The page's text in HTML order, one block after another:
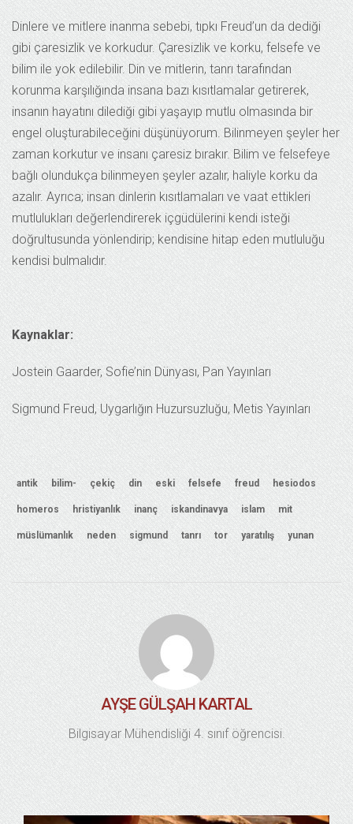
Dinlere ve mitlere inanma sebebi, tıpkı Freud’un da dediği
gibi çaresizlik ve korkudur. Çaresizlik ve korku, felsefe ve
bilim ile yok edilebilir. Din ve mitlerin, tanrı tarafından
korunma karşılığında insana bazı kısıtlamalar getirerek,
insanın hayatını dilediği gibi yaşayıp mutlu olmasında bir
engel oluşturabileceğini düşünüyorum. Bilinmeyen şeyler her
zaman korkutur ve insanı çaresiz bırakır. Bilim ve felsefeye
bağlı olundukça bilinmeyen şeyler azalır, haliyle korku da
azalır. Ayrıca; insan dinlerin kısıtlamaları ve vaat ettikleri
mutlulukları değerlendirerek içgüdülerini kendi isteği
doğrultusunda yönlendirip; kendisine hitap eden mutluluğu
kendisi bulmalıdır.
Kaynaklar:
Jostein Gaarder, Sofie’nin Dünyası, Pan Yayınları
Sigmund Freud, Uygarlığın Huzursuzluğu, Metis Yayınları
antik bilim- çekiç din eski felsefe freud hesiodos
homeros hristiyanlık inanç iskandinavya islam mit
müslümanlık neden sigmund tanrı tor yaratılış yunan
AYŞE GÜLŞAH KARTAL
Bilgisayar Mühendisliği 4. sınıf öğrencisi.